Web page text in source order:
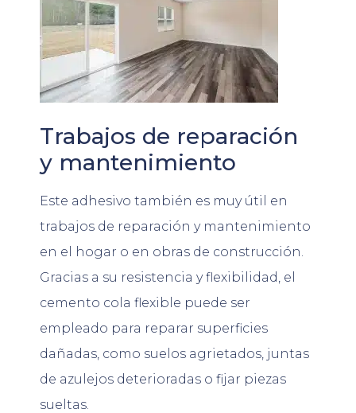
Trabajos de reparación
y mantenimiento
Este adhesivo también es muy útil en
trabajos de reparación y mantenimiento
en el hogar o en obras de construcción.
Gracias a su resistencia y flexibilidad, el
cemento cola flexible puede ser
empleado para reparar superficies
dañadas, como suelos agrietados, juntas
de azulejos deterioradas o fijar piezas
sueltas.